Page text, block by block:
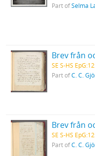
Part ofSelma
SE S-HS
Part ofC. C.
SE S-HS
Part ofC. C.